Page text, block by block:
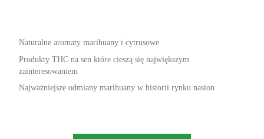
Naturalne aromaty marihuany i cytrusowe
Produkty THC na sen które cieszą się największym
zainteresowaniem
Najważniejsze odmiany marihuany w historii rynku nasion